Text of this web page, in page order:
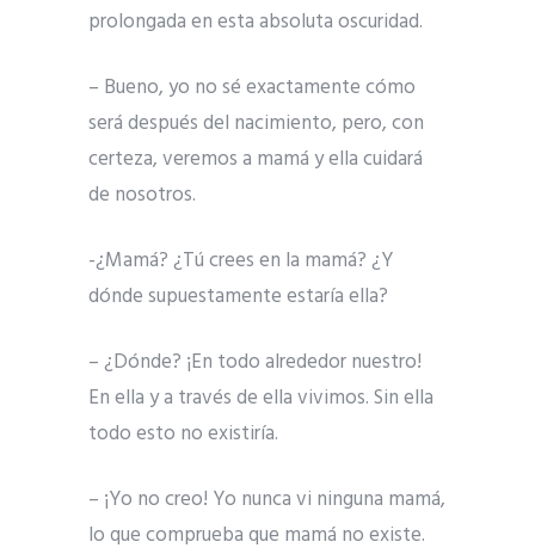
prolongada en esta absoluta oscuridad.
– Bueno, yo no sé exactamente cómo
será después del nacimiento, pero, con
certeza, veremos a mamá y ella cuidará
de nosotros.
-¿Mamá? ¿Tú crees en la mamá? ¿Y
dónde supuestamente estaría ella?
– ¿Dónde? ¡En todo alrededor nuestro!
En ella y a través de ella vivimos. Sin ella
todo esto no existiría.
– ¡Yo no creo! Yo nunca vi ninguna mamá,
lo que comprueba que mamá no existe.